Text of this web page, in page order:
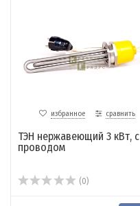
избранное сравнить
ТЭН нержавеющий 3 кВт, с
проводом
(0)